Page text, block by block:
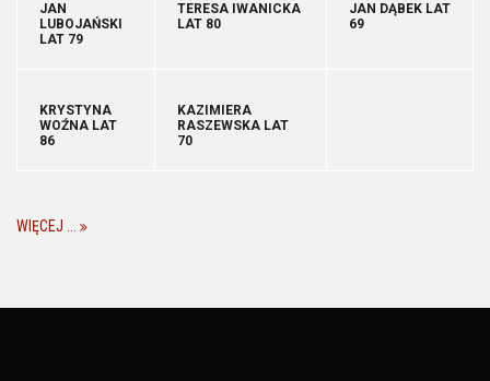
JAN
LUBOJAŃSKI
LAT 79
TERESA IWANICKA
LAT 80
JAN DĄBEK LAT
69
KRYSTYNA
WOŹNA LAT
86
KAZIMIERA
RASZEWSKA LAT
70
WIĘCEJ ...